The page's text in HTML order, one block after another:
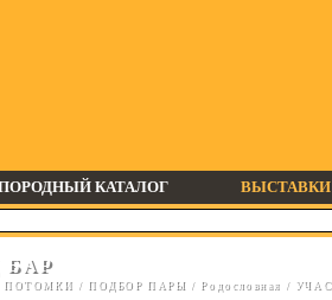
КАТАЛОГ ВЫСТАВКИ
БАР
ПОТОМКИ / ПОДБОР ПАРЫ / Родословная /